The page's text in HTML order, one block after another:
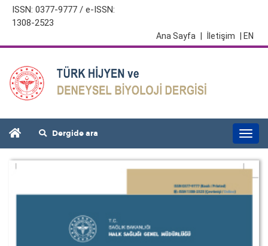
ISSN: 0377-9777 / e-ISSN:
1308-2523
| EN
İletişim
Ana Sayfa
Dergide ara